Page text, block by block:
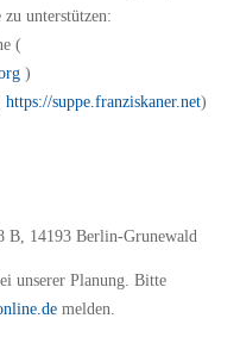
unterstützen:
(
)
https://suppe.franziskaner.net)
B, 14193 Berlin-Grunewald
unserer Planung. Bitte
melden.